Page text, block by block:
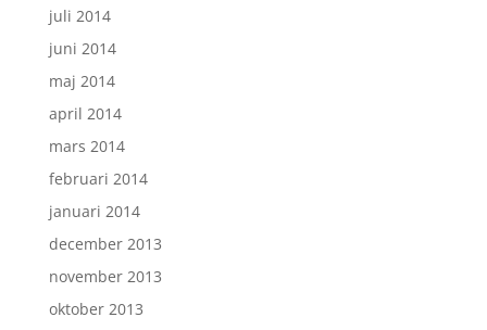
juli 2014
juni 2014
maj 2014
april 2014
mars 2014
februari 2014
januari 2014
december 2013
november 2013
oktober 2013